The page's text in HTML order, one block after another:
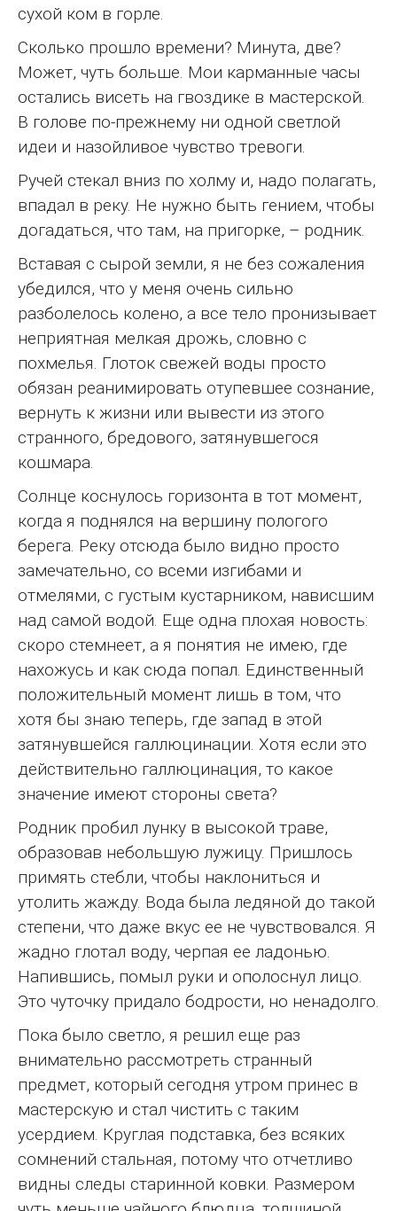
сухой ком в горле.
Сколько прошло времени? Минута, две?
Может, чуть больше. Мои карманные часы
остались висеть на гвоздике в мастерской.
В голове по-прежнему ни одной светлой
идеи и назойливое чувство тревоги.
Ручей стекал вниз по холму и, надо полагать,
впадал в реку. Не нужно быть гением, чтобы
догадаться, что там, на пригорке, – родник.
Вставая с сырой земли, я не без сожаления
убедился, что у меня очень сильно
разболелось колено, а все тело пронизывает
неприятная мелкая дрожь, словно с
похмелья. Глоток свежей воды просто
обязан реанимировать отупевшее сознание,
вернуть к жизни или вывести из этого
странного, бредового, затянувшегося
кошмара.
Солнце коснулось горизонта в тот момент,
когда я поднялся на вершину пологого
берега. Реку отсюда было видно просто
замечательно, со всеми изгибами и
отмелями, с густым кустарником, нависшим
над самой водой. Еще одна плохая новость:
скоро стемнеет, а я понятия не имею, где
нахожусь и как сюда попал. Единственный
положительный момент лишь в том, что
хотя бы знаю теперь, где запад в этой
затянувшейся галлюцинации. Хотя если это
действительно галлюцинация, то какое
значение имеют стороны света?
Родник пробил лунку в высокой траве,
образовав небольшую лужицу. Пришлось
примять стебли, чтобы наклониться и
утолить жажду. Вода была ледяной до такой
степени, что даже вкус ее не чувствовался. Я
жадно глотал воду, черпая ее ладонью.
Напившись, помыл руки и ополоснул лицо.
Это чуточку придало бодрости, но ненадолго.
Пока было светло, я решил еще раз
внимательно рассмотреть странный
предмет, который сегодня утром принес в
мастерскую и стал чистить с таким
усердием. Круглая подставка, без всяких
сомнений стальная, потому что отчетливо
видны следы старинной ковки. Размером